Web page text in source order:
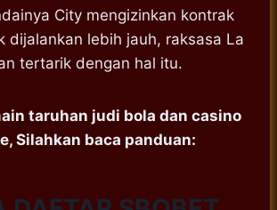
City mengizinkan kontrak
dijalankan lebih jauh, raksasa La
tertarik dengan hal itu.
taruhan judi bola dan casino
Silahkan baca panduan: